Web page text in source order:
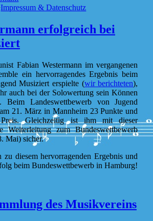
Impressum & Datenschutz
erfolgreich bei
Fabian Westermann im vergangenen
ein hervorragendes Ergebnis beim
Musiziert erspielte (wir berichteten),
auch bei der Solowertung sein Können
Beim Landeswettbewerb von Jugend
21. März in Mannheim 23 Punkte und
Gleichzeitig ist ihm mit dieser
Weiterleitung zum Bundeswettbewerb
Mai) sicher.
diesem hervorragenden Ergebnis und
beim Bundeswettbewerb in Hamburg!
des Musikvereins